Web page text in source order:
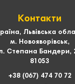
Контакти
Львівська
м. Новояворівськ,
Степана Бандери,
81053
+38 (067) 474 70 72